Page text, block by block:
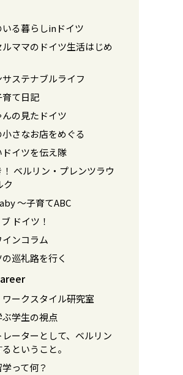
る暮らしinドイツ
ママのドイツ生活はじめ
ステナブルライフ
育て日記
の見たドイツ
小さなお店をめぐる
イツを伝え隊
ベルリン・プレンツラウ
ク
〜子育てABC
ドイツ！
インコラム
巡礼路を行く
ワークスタイル研究室
ぶ学生の視点
ーターとして、ベルリン
ということ。
って何？